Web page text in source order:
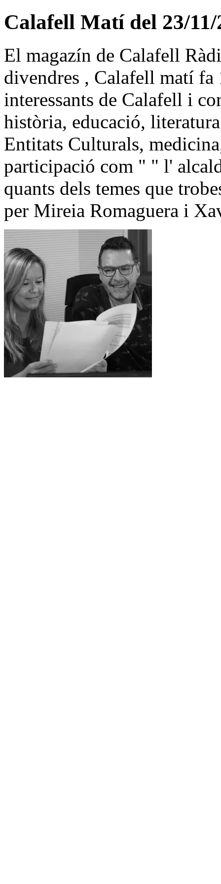
Calafell Matí del 23/11/
El magazín de Calafell
divendres , Calafell matí fa
interessants de Calafell i
història, educació,
Entitats Culturals,
participació com " " l'
quants dels temes que
per Mireia Romaguera i